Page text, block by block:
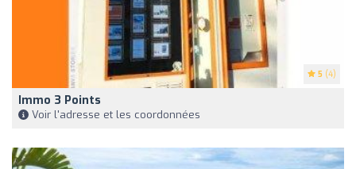
5 (4)
Immo 3 Points
Voir l'adresse et les coordonnées